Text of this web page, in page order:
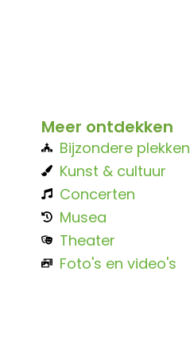
Meer ontdekken
Bijzondere plekken
Kunst & cultuur
Concerten
Musea
Theater
Foto's en video's